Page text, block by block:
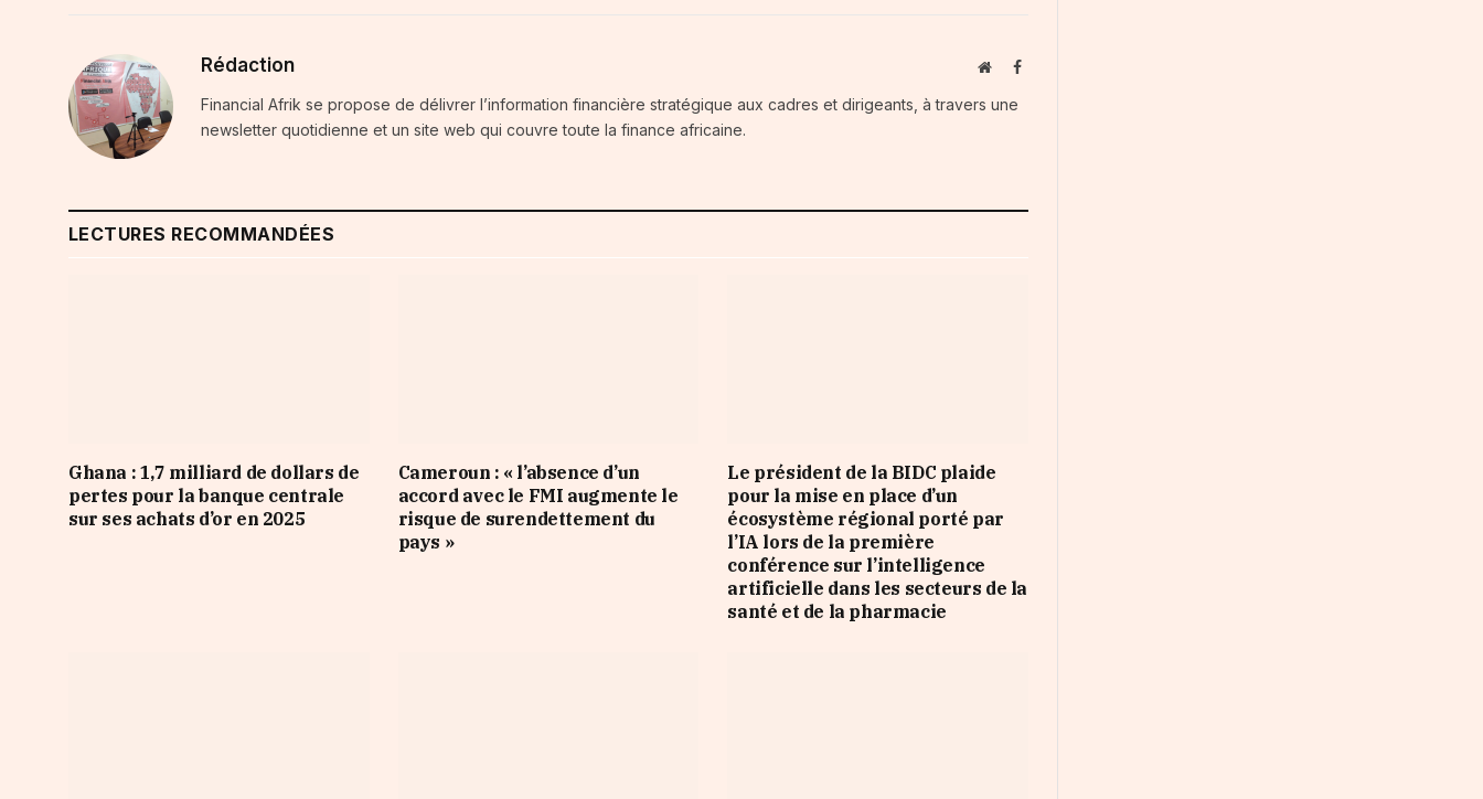
Rédaction WebsiteFacebook
Financial Afrik se propose de délivrer l’information financière stratégique aux cadres et dirigeants, à travers une
newsletter quotidienne et un site web qui couvre toute la finance africaine.
LECTURES RECOMMANDÉES
Ghana : 1,7 milliard de dollars de
pertes pour la banque centrale
sur ses achats d’or en 2025
Cameroun : « l’absence d’un
accord avec le FMI augmente le
risque de surendettement du
pays »
Le président de la BIDC plaide
pour la mise en place d’un
écosystème régional porté par
l’IA lors de la première
conférence sur l’intelligence
artificielle dans les secteurs de la
santé et de la pharmacie